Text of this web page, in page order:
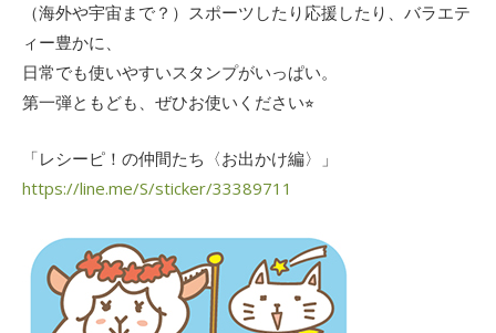
（海外や宇宙まで？）スポーツしたり応援したり、バラエテ
ィー豊かに、
日常でも使いやすいスタンプがいっぱい。
第一弾ともども、ぜひお使いください⭐︎
「レシーピ！の仲間たち〈お出かけ編〉」
https://line.me/S/sticker/33389711